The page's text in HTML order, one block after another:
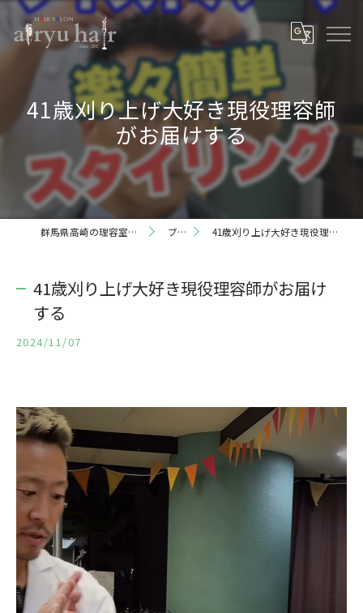
41歳刈り上げ大好き現役理容師
がお届けする
群馬県高崎の理容室ならairyu hair ブログ 41歳刈り上げ大好き現役理容師がお届けする
41歳刈り上げ大好き現役理容師がお届け
する
2024/11/07